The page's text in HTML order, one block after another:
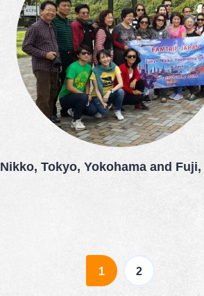
Nikko, Tokyo, Yokohama and Fuji,
1 (current)
2